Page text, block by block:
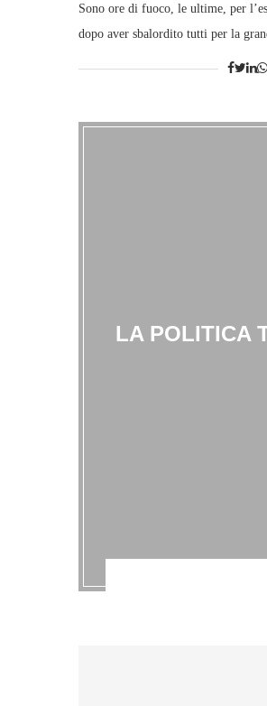
Sono ore di fuoco, le ultime, per
dopo aver sbalordito tutti per la
LA POLITICA